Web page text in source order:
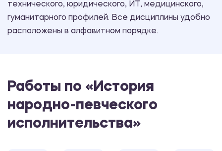
технического, юридического, ИТ, медицинского,
гуманитарного профилей. Все дисциплины удобно
расположены в алфавитном порядке.
Работы по «История
народно-певческого
исполнительства»